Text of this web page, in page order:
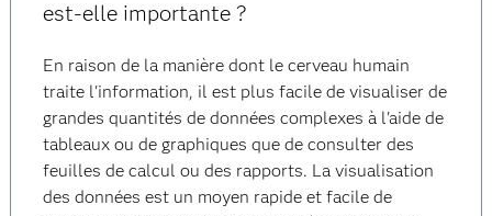
est-elle importante ?
En raison de la manière dont le cerveau humain
traite l'information, il est plus facile de visualiser de
grandes quantités de données complexes à l'aide de
tableaux ou de graphiques que de consulter des
feuilles de calcul ou des rapports. La visualisation
des données est un moyen rapide et facile de